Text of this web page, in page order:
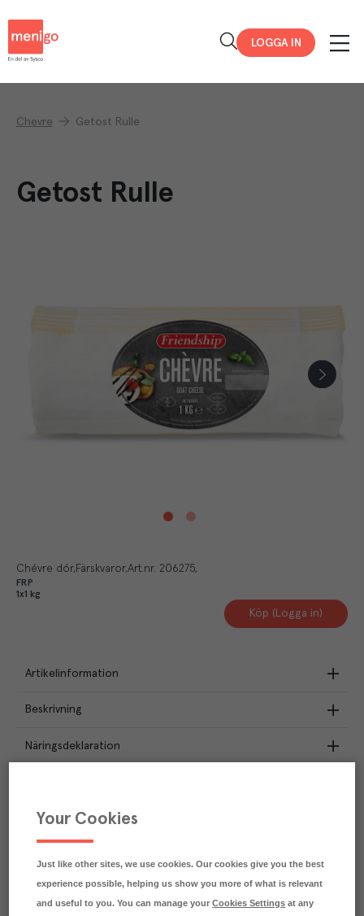
LOGGA IN
Chevre Getost Rulle
Getost Rulle
Chévre dór Färskvaror Art.nr. 206275
FRP
1x1 kg
Köp (Logga in)
Artikelinformation
Beskrivning
Näringsdeklaration
Varje kilo av varan påverkar klimatet motsvarande
utsläppen av 20.2 kg koldioxid.
Your Cookies
Just like other sites, we use cookies. Our cookies give you the best
experience possible, helping us show you more of what is relevant
and useful to you. You can manage yourCookies Settings at any